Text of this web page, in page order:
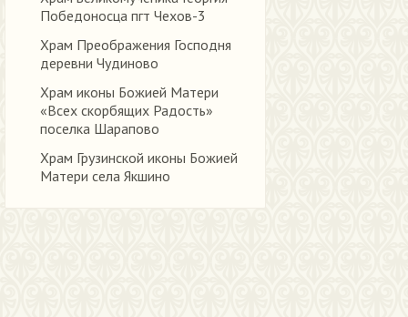
Победоносца пгт Чехов-3
Храм Преображения Господня
деревни Чудиново
Храм иконы Божией Матери
«Всех скорбящих Радость»
поселка Шарапово
Храм Грузинской иконы Божией
Матери села Якшино